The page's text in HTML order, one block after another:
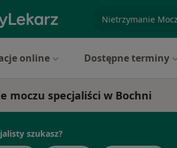
online Dostępne terminy
moczu specjaliści w Bochni
szukasz?